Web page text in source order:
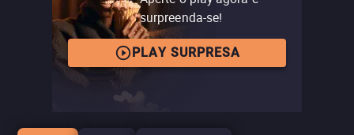
surpreenda-se!
PLAY SURPRESA